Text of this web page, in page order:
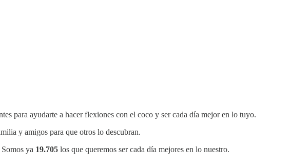
para ayudarte a hacer flexiones con el coco y ser cada día mejor en lo tuyo.
y amigos para que otros lo descubran.
ya 19.705 los que queremos ser cada día mejores en lo nuestro.